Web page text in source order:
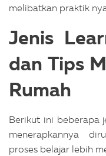
melibatkan praktik
Jenis
dan Tips
Rumah
Berikut ini beberapa
menerapkannya
proses belajar lebih